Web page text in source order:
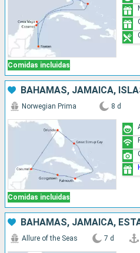
Comidas incluidas
Comidas incluidas
Norwegian Prima 8 d
Allure of the Seas 7 d